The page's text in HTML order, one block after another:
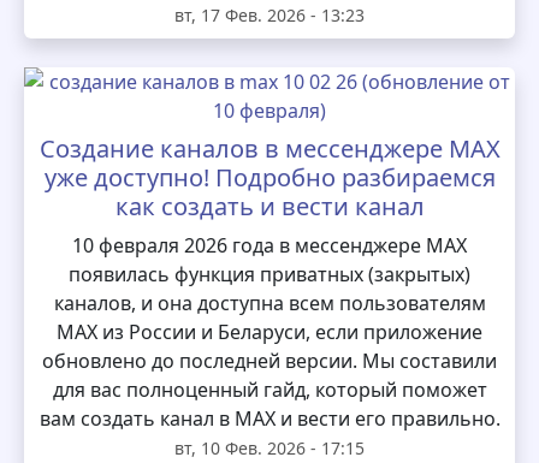
вт, 17 Фев. 2026 - 13:23
Создание каналов в мессенджере MAX
уже доступно! Подробно разбираемся
как создать и вести канал
10 февраля 2026 года в мессенджере MAX
появилась функция приватных (закрытых)
каналов, и она доступна всем пользователям
MAX из России и Беларуси, если приложение
обновлено до последней версии. Мы составили
для вас полноценный гайд, который поможет
вам создать канал в MAX и вести его правильно.
вт, 10 Фев. 2026 - 17:15